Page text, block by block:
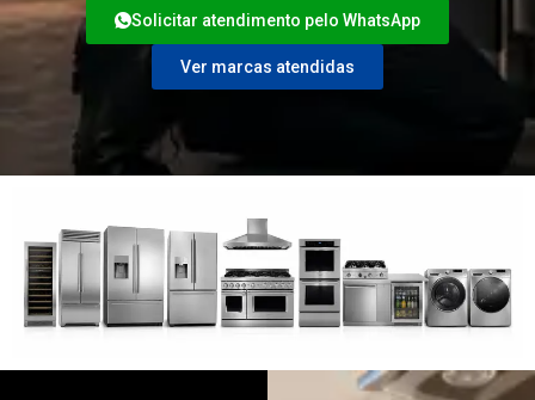
Solicitar atendimento pelo WhatsApp
Ver marcas atendidas